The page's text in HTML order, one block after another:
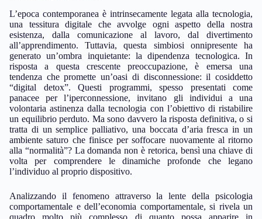
L’epoca contemporanea è intrinsecamente legata alla tecnologia,
una tessitura digitale che avvolge ogni aspetto della nostra
esistenza, dalla comunicazione al lavoro, dal divertimento
all’apprendimento. Tuttavia, questa simbiosi onnipresente ha
generato un’ombra inquietante: la dipendenza tecnologica. In
risposta a questa crescente preoccupazione, è emersa una
tendenza che promette un’oasi di disconnessione: il cosiddetto
“digital detox”. Questi programmi, spesso presentati come
panacee per l’iperconnessione, invitano gli individui a una
volontaria astinenza dalla tecnologia con l’obiettivo di ristabilire
un equilibrio perduto. Ma sono davvero la risposta definitiva, o si
tratta di un semplice palliativo, una boccata d’aria fresca in un
ambiente saturo che finisce per soffocare nuovamente al ritorno
alla “normalità”? La domanda non è retorica, bensì una chiave di
volta per comprendere le dinamiche profonde che legano
l’individuo al proprio dispositivo.
Analizzando il fenomeno attraverso la lente della psicologia
comportamentale e dell’economia comportamentale, si rivela un
quadro molto più complesso di quanto possa apparire in